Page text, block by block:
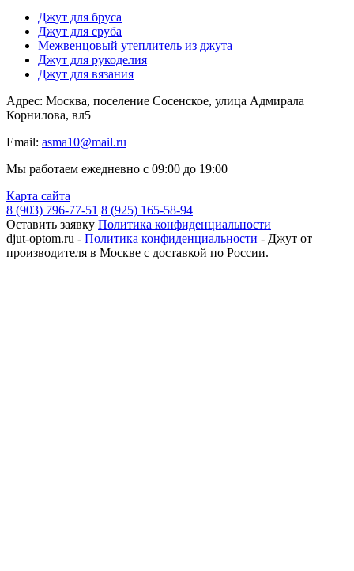
Джут для бруса
Джут для сруба
Межвенцовый утеплитель из джута
Джут для рукоделия
Джут для вязания
Адрес: Москва, поселение Сосенское, улица Адмирала
Корнилова, вл5
Email: asma10@mail.ru
Мы работаем ежедневно с 09:00 до 19:00
Карта сайта
8 (903) 796-77-51 8 (925) 165-58-94
Оставить заявку Политика конфиденциальности
djut-optom.ru - Политика конфиденциальности - Джут от
производителя в Москве с доставкой по России.